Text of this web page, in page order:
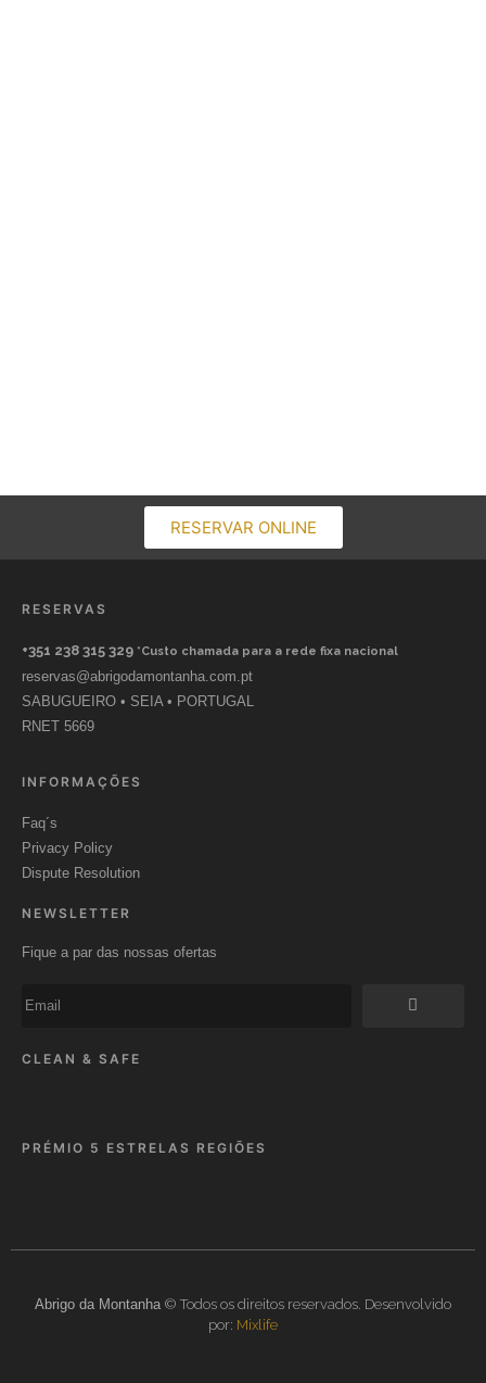
RESERVAR ONLINE
RESERVAS
+351 238 315 329 *Custo chamada para a rede fixa nacional
reservas@abrigodamontanha.com.pt
SABUGUEIRO • SEIA • PORTUGAL
RNET 5669
INFORMAÇÕES
Faq´s
Privacy Policy
Dispute Resolution
NEWSLETTER
Fique a par das nossas ofertas
CLEAN & SAFE
PRÉMIO 5 ESTRELAS REGIÕES
Abrigo da Montanha © Todos os direitos reservados. Desenvolvido
por: Mixlife